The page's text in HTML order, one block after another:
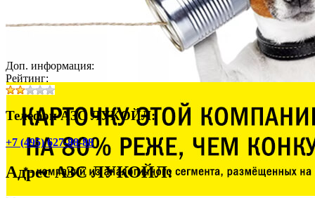
Доп. информация:
Рейтинг:
Телефон АЗС ЛУКОЙЛ:
+7 (495) 627-88-88
АдресАЗС ЛУКОЙЛ: